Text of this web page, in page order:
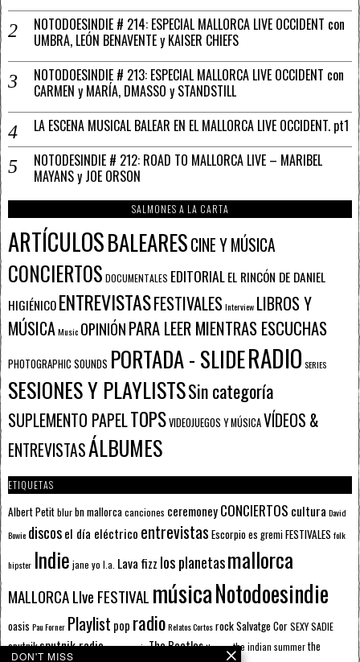
NOTODOESINDIE # 214: ESPECIAL MALLORCA LIVE OCCIDENT con
UMBRA, LEÓN BENAVENTE y KAISER CHIEFS
NOTODOESINDIE # 213: ESPECIAL MALLORCA LIVE OCCIDENT con
CARMEN y MARÍA, DMASSO y STANDSTILL
LA ESCENA MUSICAL BALEAR EN EL MALLORCA LIVE OCCIDENT. pt1
NOTODESINDIE # 212: ROAD TO MALLORCA LIVE – MARIBEL
MAYANS y JOE ORSON
SALMONES A LA CARTA
ARTÍCULOSBALEARESCINE Y MÚSICA
CONCIERTOS DOCUMENTALES EDITORIALEL RINCÓN DE DANIEL
HIGIÉNICOENTREVISTASFESTIVALESInterview LIBROS Y
MÚSICAMusic OPINIÓNPARA LEER MIENTRAS ESCUCHAS
PHOTOGRAPHIC SOUNDS PORTADA - SLIDERADIO SERIES
SESIONES Y PLAYLISTSSin categoría
SUPLEMENTO PAPELTOPSVIDEOJUEGOS Y MÚSICAVÍDEOS &
ENTREVISTASÁLBUMES
ETIQUETAS
Albert Petitblurbn mallorcacanciones ceremoneyCONCIERTOS cultura David
Bowie discosel día eléctrico entrevistas Escorpioes gremiFESTIVALES folk
hipster Indie jane yo l.a. Lava fizz los planetasmallorca
MALLORCA LIve FESTIVAL músicaNotodoesindie
oasis Pau Forner Playlist pop radioRelatos CortosrockSalvatge CorSEXY SADIE
sputniksputnik radiosummer pieThe Beatlesthe curethe indian summerthe
DON'T MISS